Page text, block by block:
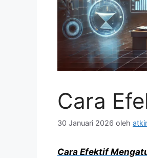
Cara
30 Januari 2026 oleh
Cara Efektif